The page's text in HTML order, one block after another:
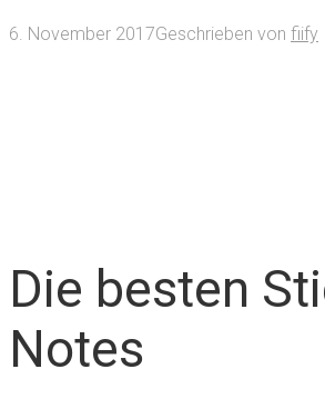
6. November 2017Geschrieben von fiify
Die besten
Notes